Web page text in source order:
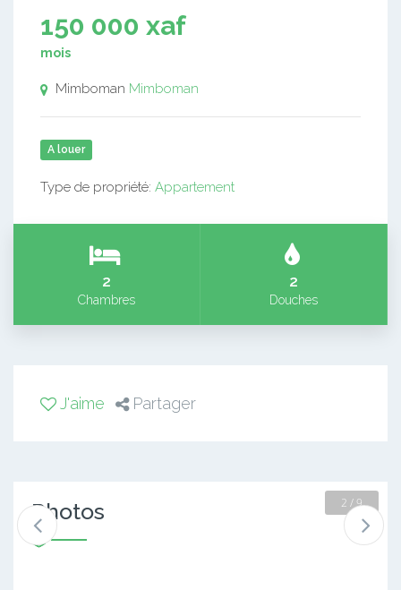
150 000 xaf
mois
Mimboman Mimboman
A louer
Type de propriété: Appartement
2
Chambres
2
Douches
J'aime Partager
Photos 2 / 9